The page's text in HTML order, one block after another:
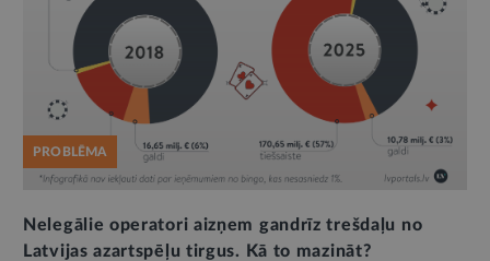
PROBLĒMA
Nelegālie operatori aizņem gandrīz trešdaļu no
Latvijas azartspēļu tirgus. Kā to mazināt?